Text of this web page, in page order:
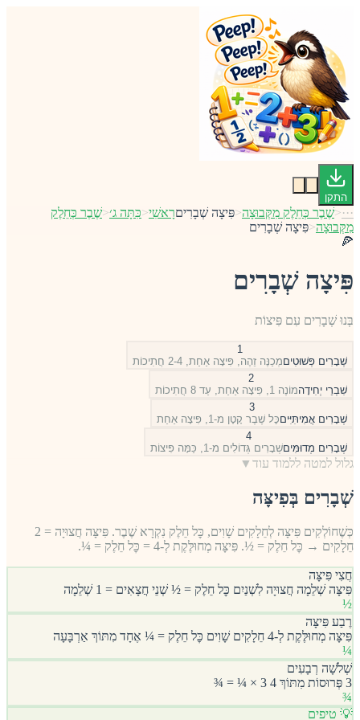
התקן
···
<שֶׁבֶר כְּחֵלֶק מִקְּבוּצָה<פִּיצָה שְׁבָרִיםרָאשִׁי<כִּתָּה ג׳<שֶׁבֶר כְּחֵלֶק
מִקְּבוּצָה<פִּיצָה שְׁבָרִים
🍕
פִּיצָה שְׁבָרִים
בְּנוּ שְׁבָרִים עִם פִּיצוֹת
1
שְׁבָרִים פְּשׁוּטִיםמְכַנֶּה זֵהֶה, פִּיצָה אַחַת, 2-4 חֲתִיכוֹת
2
שִׁבְרֵי יְחִידָהמוֹנֶה 1, פִּיצָה אַחַת, עַד 8 חֲתִיכוֹת
3
שְׁבָרִים אֲמִיתִּיִּיםכׇּל שֶׁבֶר קָטָן מ-1, פִּיצָה אַחַת
4
שְׁבָרִים מְדוּמִּיםשְׁבָרִים גְּדוֹלִים מ-1, כַּמָּה פִּיצוֹת
גלול למטה ללמוד עוד ▼
שְׁבָרִים בְּפִיצָּה
כְּשֶׁחוֹלְקִים פִּיצָּה לְחֵלָקִים שָׁוִים, כׇּל חֵלֶק נִקְרָא שֶׁבֶר. פִּיצָּה חֲצוּיָה = 2
חֵלָקִים → כׇּל חֵלֶק = ½. פִּיצָּה מְחוּלֶּקֶת לְ-4 = כׇּל חֵלֶק = ¼.
חֲצִי פִּיצָּה
פִּיצָּה שְׁלֵמָה חֲצוּיָה לִשְׁנַיִם כׇּל חֵלֶק = ½ שְׁנֵי חֲצָאִים = 1 שְׁלֵמָה
½
רֶבַע פִּיצָּה
פִּיצָּה מְחוּלֶּקֶת לְ-4 חֵלָקִים שָׁוִים כׇּל חֵלֶק = ¼ אֶחָד מִתּוֹךְ אַרְבָּעָה
¼
שְׁלֹשָׁה רְבָעִים
3 פְּרוּסוֹת מִתּוֹךְ 4 3 × ¼ = ¾
¾
💡 טיפים